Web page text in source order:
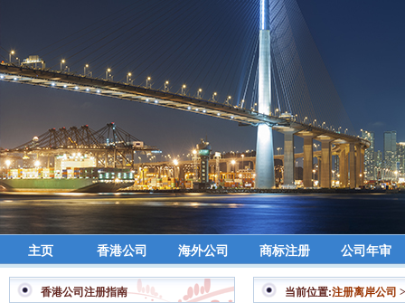
主页 香港公司 海外公司 商标注册 公司年审
香港公司注册指南 当前位置:注册离岸公司